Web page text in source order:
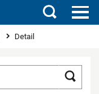
Suchen
Detail